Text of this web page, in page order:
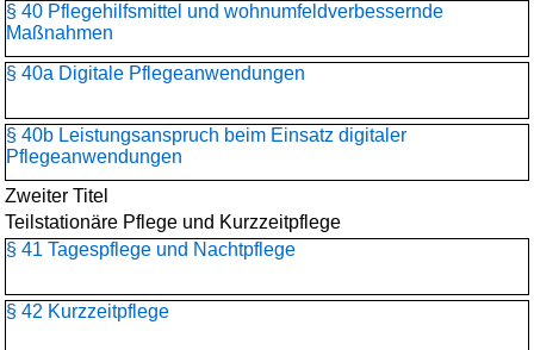
§ 40 Pflegehilfsmittel und wohnumfeldverbessernde
Maßnahmen
§ 40a Digitale Pflegeanwendungen
§ 40b Leistungsanspruch beim Einsatz digitaler
Pflegeanwendungen
Zweiter Titel
Teilstationäre Pflege und Kurzzeitpflege
§ 41 Tagespflege und Nachtpflege
§ 42 Kurzzeitpflege